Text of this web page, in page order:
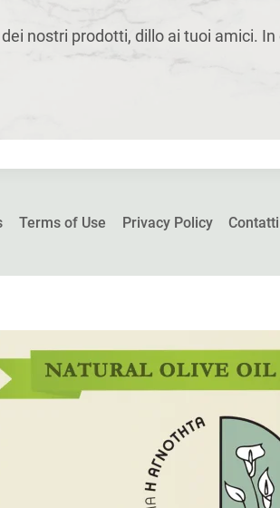
nostri prodotti, dillo ai tuoi amici.
Terms of Use Privacy Policy Contatti